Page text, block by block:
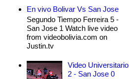
En vivo Bolivar Vs San Jose
Segundo Tiempo Ferreira 5 -
San Jose 1 Watch live video
from videobolivia.com on
Justin.tv
Video Universitario
2 - San Jose 0